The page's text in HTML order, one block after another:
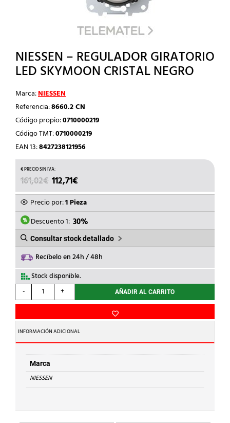
NIESSEN – REGULADOR GIRATORIO
LED SKYMOON CRISTAL NEGRO
Marca:NIESSEN
Referencia:8660.2 CN
Código propio:0710000219
Código TMT:0710000219
EAN 13:8427238121956
161,02€ EL
PRECIO
ORIGINAL
ERA:
161,02€.
112,71€
PRECIO
ACTUAL
ES:
112,71€.
Precio por:1 Pieza
Descuento 1: 30%
Consultar stock detallado
Recíbelo en 24h / 48h
Stock disponible.
-
NIESSEN
-
GIRATORIO
LED
SKYMOON
CRISTAL
NEGRO
cantidad
+ AÑADIR AL CARRITO
INFORMACIÓN ADICIONAL
Marca
NIESSEN